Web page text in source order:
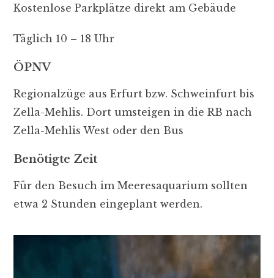
Kostenlose Parkplätze direkt am Gebäude
Täglich 10 – 18 Uhr
ÖPNV
Regionalzüge aus Erfurt bzw. Schweinfurt bis
Zella-Mehlis. Dort umsteigen in die RB nach
Zella-Mehlis West oder den Bus
Benötigte Zeit
Für den Besuch im Meeresaquarium sollten
etwa 2 Stunden eingeplant werden.